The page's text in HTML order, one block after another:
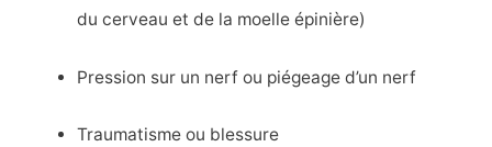
du cerveau et de la moelle épinière)
Pression sur un nerf ou piégeage d’un nerf
Traumatisme ou blessure